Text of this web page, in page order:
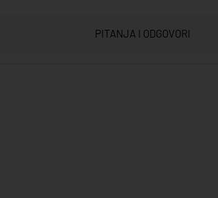
PITANJA I ODGOVORI